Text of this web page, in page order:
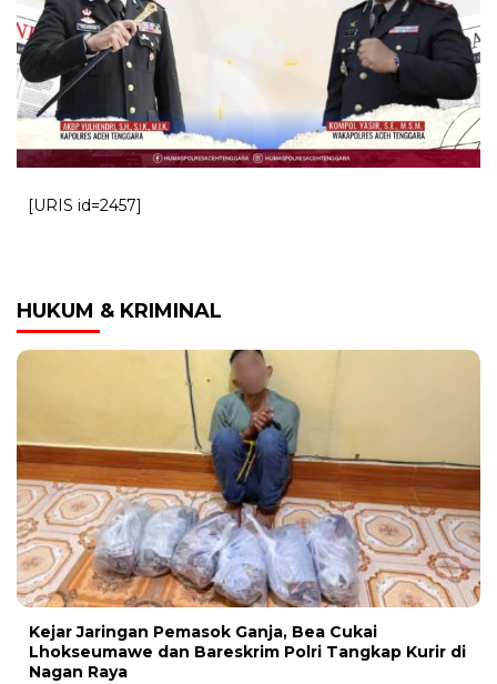
[URIS id=2457]
HUKUM & KRIMINAL
Kejar Jaringan Pemasok Ganja, Bea Cukai
Lhokseumawe dan Bareskrim Polri Tangkap Kurir di
Nagan Raya